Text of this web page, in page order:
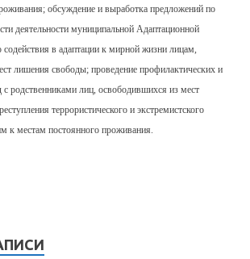
обсуждение и выработка предложений по
деятельности муниципальной Адаптационной
в адаптации к мирной жизни лицам,
лишения свободы; проведение профилактических и
с родственниками лиц, освободившихся из мест
террористического и экстремистского
к местам постоянного проживания.